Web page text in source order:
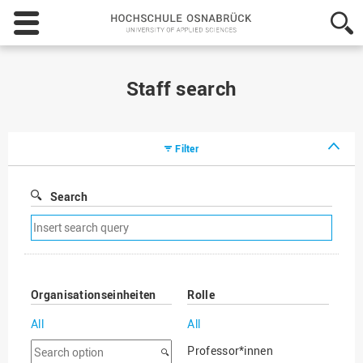
Hochschule
Osnabrück
-
Staff search
Filter
Search
Remove
search
filter
Organisationseinheiten
All
Search
Rolle
All
Professor*innen